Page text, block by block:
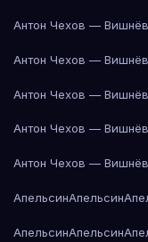
Антон Чехов —
Антон Чехов —
Антон Чехов —
Антон Чехов —
Антон Чехов —
АпельсинАпельсин
АпельсинАпельсин